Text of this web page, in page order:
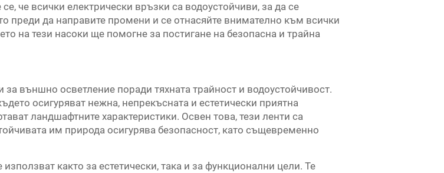
че всички електрически връзки са водоустойчиви, за да се
преди да направите промени и се отнасяйте внимателно към всички
на тези насоки ще помогне за постигане на безопасна и трайна
за външно осветление поради тяхната трайност и водоустойчивост.
осигуряват нежна, непрекъсната и естетически приятна
ландшафтните характеристики. Освен това, тези ленти са
им природа осигурява безопасност, като същевременно
както за естетически, така и за функционални цели. Те